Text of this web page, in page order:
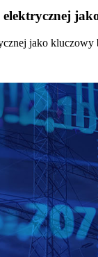
jako